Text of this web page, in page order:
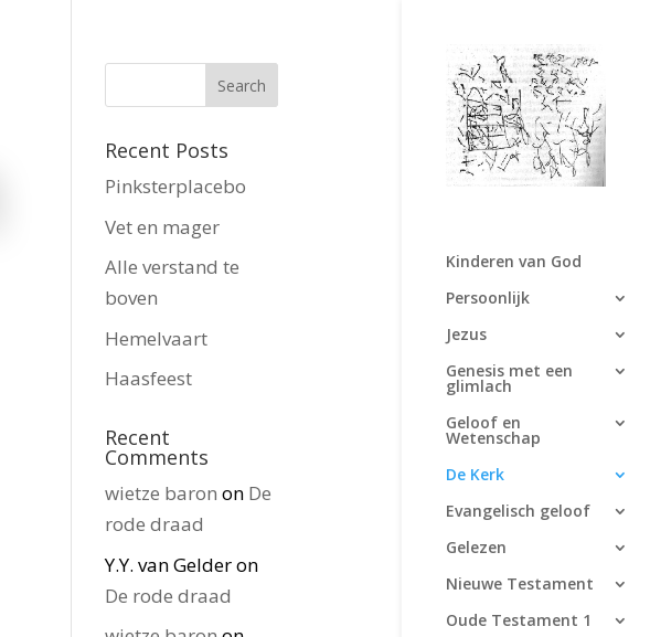
Kinderen van God
Persoonlijk
Jezus
Genesis met een
glimlach
Geloof en
Wetenschap
De Kerk
Evangelisch geloof
Gelezen
Nieuwe Testament
Oude Testament 1
Recent Posts
Pinksterplacebo
Vet en mager
Alle verstand te
boven
Hemelvaart
Haasfeest
Recent
Comments
wietze baron on De
rode draad
Y.Y. van Gelderon
De rode draad